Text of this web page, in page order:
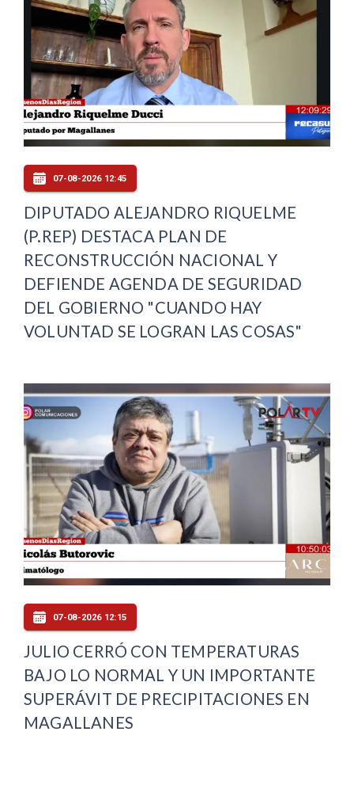
07-08-2026 12:45
DIPUTADO ALEJANDRO RIQUELME
(P.REP) DESTACA PLAN DE
RECONSTRUCCIÓN NACIONAL Y
DEFIENDE AGENDA DE SEGURIDAD
DEL GOBIERNO "CUANDO HAY
VOLUNTAD SE LOGRAN LAS COSAS"
07-08-2026 12:15
JULIO CERRÓ CON TEMPERATURAS
BAJO LO NORMAL Y UN IMPORTANTE
SUPERÁVIT DE PRECIPITACIONES EN
MAGALLANES